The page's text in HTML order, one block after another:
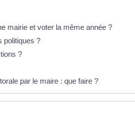
mairie et voter la même année ?
politiques ?
?
par le maire : que faire ?